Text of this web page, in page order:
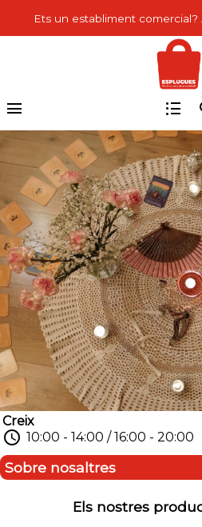
Ets un establiment
menu format_list_bulleted
Creix
schedule 10:00 - 14:00 / 16:00 - 20:00
Sobre nosaltres
Els nostres